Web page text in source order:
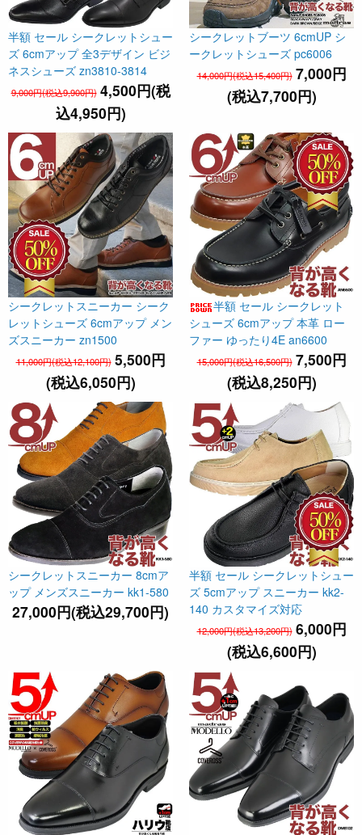
半額 セール シークレットシュー
ズ 6cmアップ 全3デザイン ビジ
ネスシューズ zn3810-3814
9,000円(税込9,900円) 4,500円(税
込4,950円)
シークレットブーツ 6cmUP シ
ークレットシューズ pc6006
14,000円(税込15,400円) 7,000円
(税込7,700円)
シークレットスニーカー シーク
レットシューズ 6cmアップ メン
ズスニーカー zn1500
11,000円(税込12,100円) 5,500円
(税込6,050円)
半額 セール シークレット
シューズ 6cmアップ 本革 ロー
ファー ゆったり4E an6600
15,000円(税込16,500円) 7,500円
(税込8,250円)
シークレットスニーカー 8cmア
ップ メンズスニーカー kk1-580
27,000円(税込29,700円)
半額 セール シークレットシュー
ズ 5cmアップ スニーカー kk2-
140 カスタマイズ対応
12,000円(税込13,200円) 6,000円
(税込6,600円)